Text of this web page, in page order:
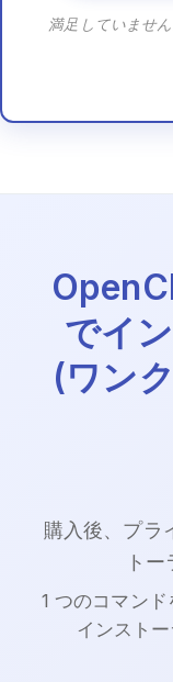
満足していませ
でイ
(ワン
購入後、プラ
ト
1 つのコマンド
インスト